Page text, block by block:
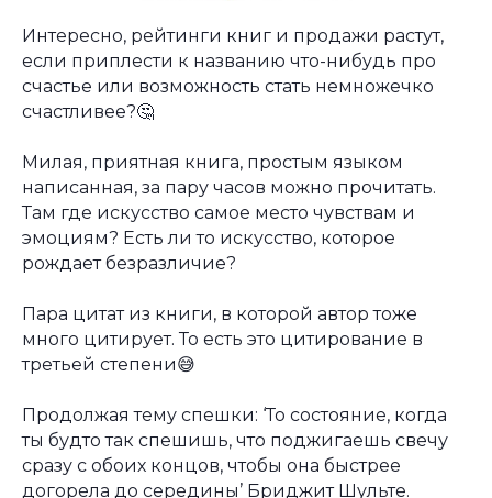
Интересно, рейтинги книг и продажи растут,
если приплести к названию что-нибудь про
счастье или возможность стать немножечко
счастливее?🤔
Милая, приятная книга, простым языком
написанная, за пару часов можно прочитать.
Там где искусство самое место чувствам и
эмоциям? Есть ли то искусство, которое
рождает безразличие?
Пара цитат из книги, в которой автор тоже
много цитирует. То есть это цитирование в
третьей степени😅
Продолжая тему спешки: ‘То состояние, когда
ты будто так спешишь, что поджигаешь свечу
сразу с обоих концов, чтобы она быстрее
догорела до середины’ Бриджит Шульте.